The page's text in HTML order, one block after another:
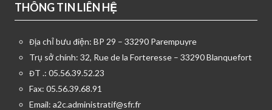
THÔNG TIN LIÊN HỆ
Địa chỉ bưu điện: BP 29 – 33290 Parempuyre
Trụ sở chính: 32, Rue de la Forteresse – 33290 Blanquefort
ĐT .: 05.56.39.52.23
Fax: 05.56.39.68.91
Email: a2c.administratif@sfr.fr